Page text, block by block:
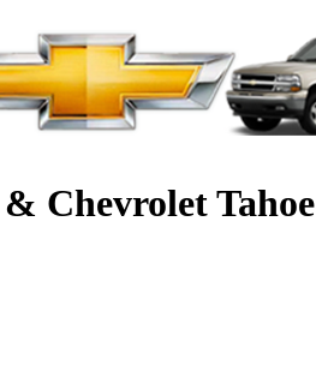
Chevrolet Tahoe